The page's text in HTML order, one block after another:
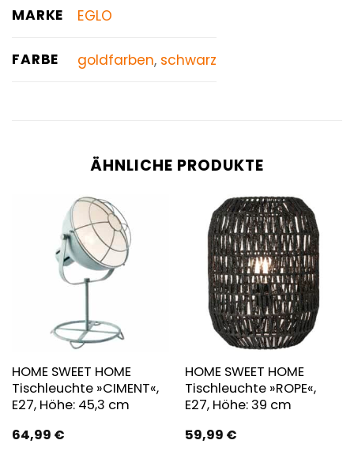
MARKE EGLO
FARBE goldfarben, schwarz
ÄHNLICHE PRODUKTE
HOME SWEET HOME
Tischleuchte »CIMENT«,
E27, Höhe: 45,3 cm
64,99 €
HOME SWEET HOME
Tischleuchte »ROPE«,
E27, Höhe: 39 cm
59,99 €